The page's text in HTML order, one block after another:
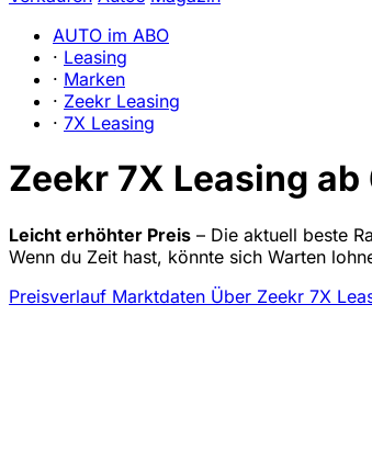
AUTO im ABO
· Leasing
· Marken
· Zeekr Leasing
· 7X Leasing
Zeekr 7X Leasing
Leicht erhöhter Preis – Die aktuell beste
Wenn du Zeit hast, könnte sich Warten
Preisverlauf Marktdaten Über Zeekr 7X